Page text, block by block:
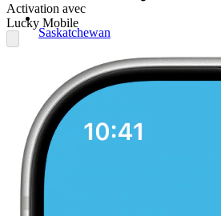
Saskatchewan
Activation avec
Lucky Mobile